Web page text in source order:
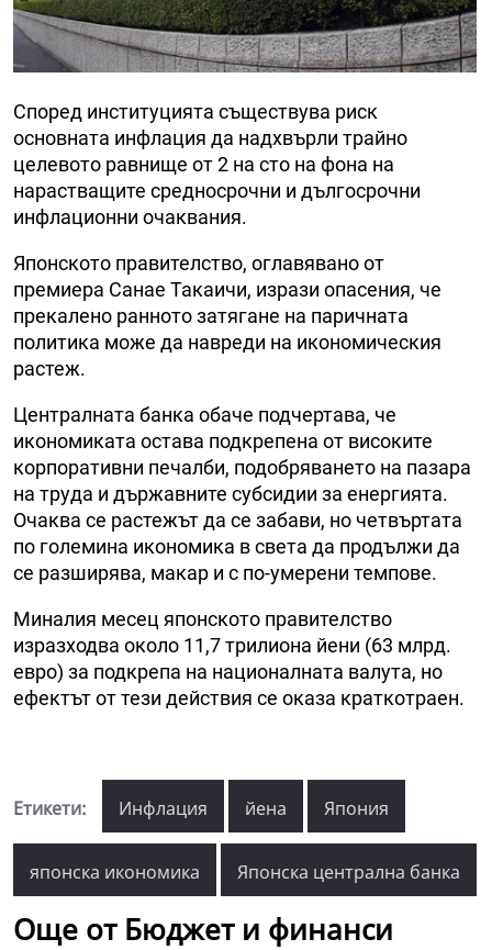
Според институцията съществува риск
основната инфлация да надхвърли трайно
целевото равнище от 2 на сто на фона на
нарастващите средносрочни и дългосрочни
инфлационни очаквания.
Японското правителство, оглавявано от
премиера Санае Такаичи, изрази опасения, че
прекалено ранното затягане на паричната
политика може да навреди на икономическия
растеж.
Централната банка обаче подчертава, че
икономиката остава подкрепена от високите
корпоративни печалби, подобряването на пазара
на труда и държавните субсидии за енергията.
Очаква се растежът да се забави, но четвъртата
по големина икономика в света да продължи да
се разширява, макар и с по-умерени темпове.
Миналия месец японското правителство
изразходва около 11,7 трилиона йени (63 млрд.
евро) за подкрепа на националната валута, но
ефектът от тези действия се оказа краткотраен.
Етикети: Инфлация йена Япония
японска икономика Японска централна банка
Още от Бюджет и финанси